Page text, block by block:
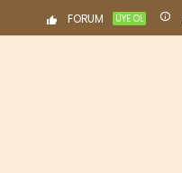
FORUM ÜYE OL